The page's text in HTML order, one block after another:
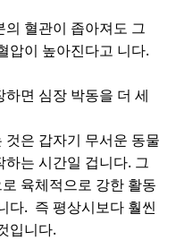
혈관이 좁아져도 그
압이 높아진다고 니다.
하면 심장 박동을 더 세
은 갑자기 무서운 동물
는 시간일 겁니다. 그
육체적으로 강한 활동
다. 즉 평상시보다 훨씬
입니다.